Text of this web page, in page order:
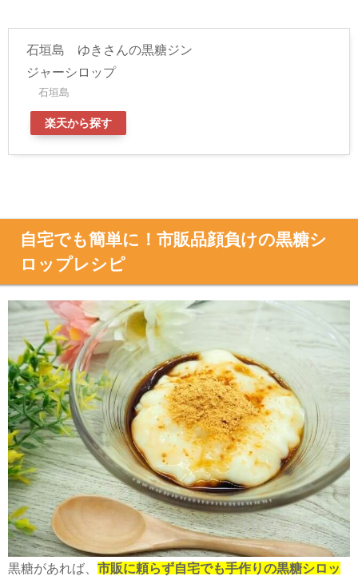
石垣島 ゆきさんの黒糖ジン
ジャーシロップ
石垣島
楽天から探す
自宅でも簡単に！市販品顔負けの黒糖シ
ロップレシピ
黒糖があれば、 市販に頼らず自宅でも手作りの黒糖シロッ